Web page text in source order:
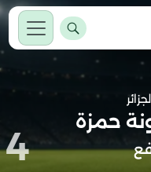
حمزة
4